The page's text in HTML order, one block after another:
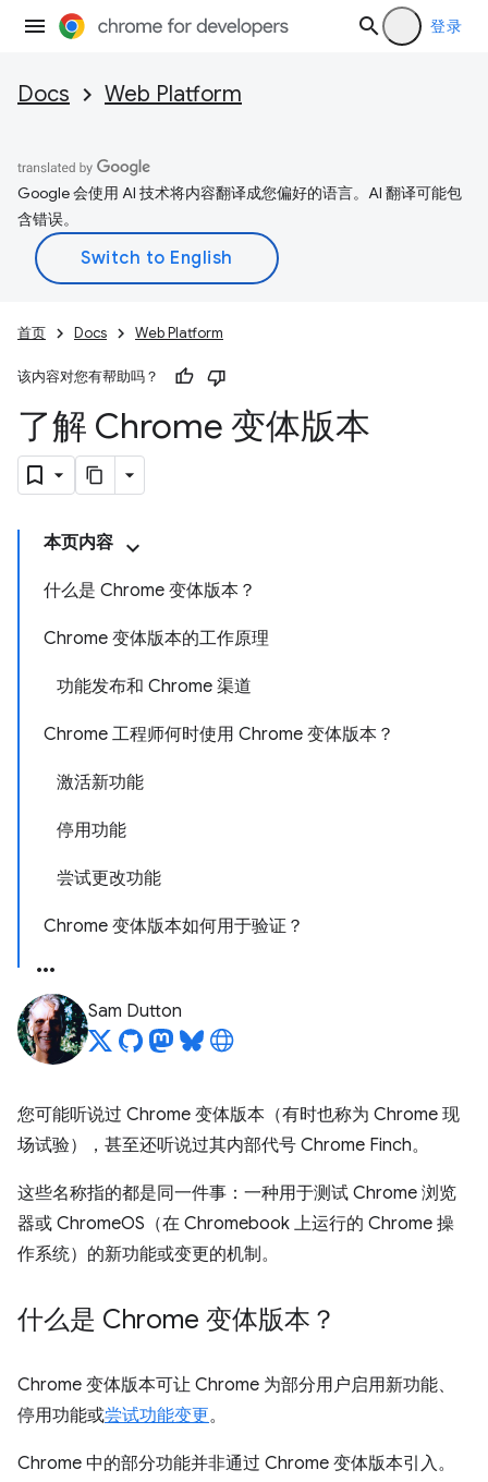
登录
Docs Web Platform
Google 会使用 AI 技术将内容翻译成您偏好的语言。AI 翻译可能包
含错误。
首页 Docs Web Platform
该内容对您有帮助吗？
了解 Chrome 变体版本
本页内容
什么是 Chrome 变体版本？
Chrome 变体版本的工作原理
功能发布和 Chrome 渠道
Chrome 工程师何时使用 Chrome 变体版本？
激活新功能
停用功能
尝试更改功能
Chrome 变体版本如何用于验证？
Sam Dutton
您可能听说过 Chrome 变体版本（有时也称为 Chrome 现
场试验），甚至还听说过其内部代号 Chrome Finch。
这些名称指的都是同一件事：一种用于测试 Chrome 浏览
器或 ChromeOS（在 Chromebook 上运行的 Chrome 操
作系统）的新功能或变更的机制。
什么是 Chrome 变体版本？
Chrome 变体版本可让 Chrome 为部分用户启用新功能、
停用功能或尝试功能变更。
Chrome 中的部分功能并非通过 Chrome 变体版本引入。